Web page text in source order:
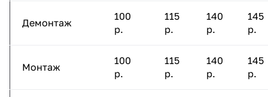
Демонтаж
100
р.
115
р.
140
р.
145
р.
Монтаж
100
р.
115
р.
140
р.
145
р.